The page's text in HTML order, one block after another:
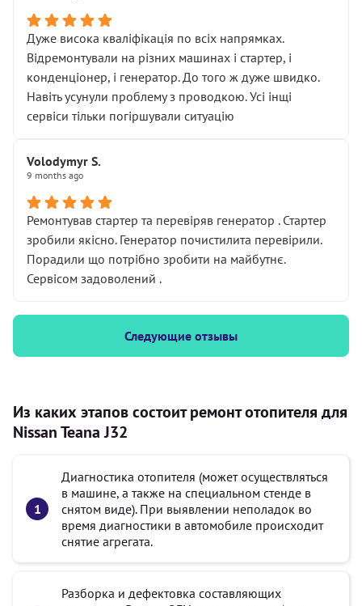
Дуже висока кваліфікація по всіх напрямках.
Відремонтували на різних машинах і стартер, і
конденціонер, і генератор. До того ж дуже швидко.
Навіть усунули проблему з проводкою. Усі інщі
сервіси тільки погіршували ситуацію
Volodymyr S.
9 months ago
Ремонтував стартер та перевіряв генератор . Стартер
зробили якісно. Генератор почистилита перевірили.
Порадили що потрібно зробити на майбутнє.
Сервісом задоволений .
Следующие отзывы
Из каких этапов состоит ремонт отопителя для
Nissan Teana J32
Диагностика отопителя (может осуществляться
в машине, а также на специальном стенде в
снятом виде). При выявлении неполадок во
время диагностики в автомобиле происходит
снятие агрегата.
Разборка и дефектовка составляющих